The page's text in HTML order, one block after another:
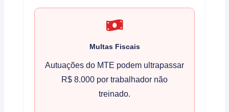
Multas Fiscais
Autuações do MTE podem ultrapassar
R$ 8.000 por trabalhador não
treinado.